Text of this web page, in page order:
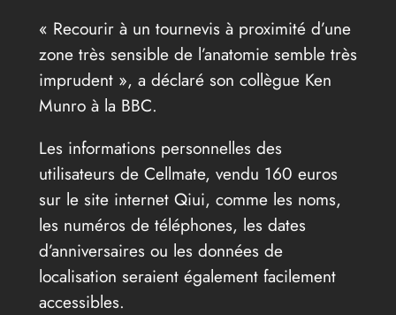
« Recourir à un tournevis à proximité d’une
zone très sensible de l’anatomie semble très
imprudent », a déclaré son collègue Ken
Munro à la BBC.
Les informations personnelles des
utilisateurs de Cellmate, vendu 160 euros
sur le site internet Qiui, comme les noms,
les numéros de téléphones, les dates
d’anniversaires ou les données de
localisation seraient également facilement
accessibles.